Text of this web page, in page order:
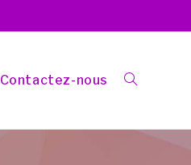
Contactez-nous